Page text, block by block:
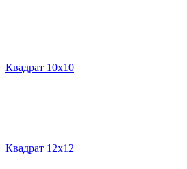
Квадрат 10х10
Квадрат 12х12